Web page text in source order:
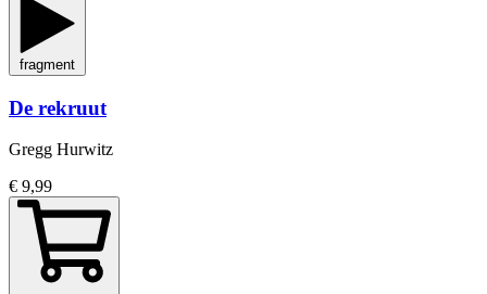
fragment
De rekruut
Gregg Hurwitz
€ 9,99